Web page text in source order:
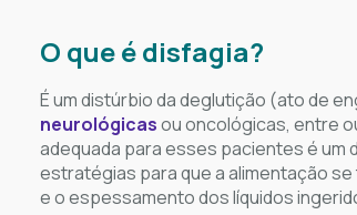
O que é disfagia?
É um distúrbio da deglutição (ato de
neurológicasou oncológicas, entre
adequada para esses pacientes é um
estratégias para que a alimentação
e o espessamento dos líquidos